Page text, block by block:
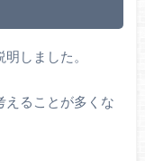
しました。
えることが多くな